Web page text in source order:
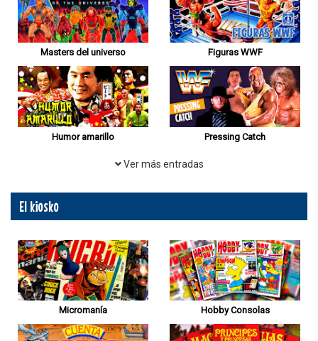
Masters del universo Figuras WWF
Humor amarillo Pressing Catch
Ver más entradas
El kiosko
Micromanía Hobby Consolas